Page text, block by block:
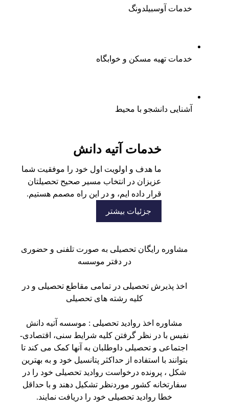
خدمات آوسبیلدونگ
خدمات تهیه مسکن و خوابگاه
آشنایی دانشجو با محیط
خدمات آتیه دانش
ما هدف و اولویت اول خود را موفقیت شما
عزیزان در انتخاب مسیر صحیح تحصیلتان
قرار داده ایم، و در این راه مصمم هستیم.
جزئیات بیشتر
مشاوره رایگان تحصیلی به صورت تلفنی و حضوری
در دفتر موسسه
اخذ پذیرش تحصیلی در تمامی مقاطع تحصیلی و در
کلیه رشته های تحصیلی
مشاوره اخذ روادید تحصیلی : موسسه آتیه دانش
نفیس با در نظر گرفتن کلیه شرایط سنی، اقتصادی-
اجتماعی و تحصیلی داوطلبان به آنها کمک می کند تا
بتوانند با استفاده از حداکثر پتانسیل خود و به بهترین
شکل ، پرونده درخواست روادید تحصیلی خود را در
سفارتخانه کشور موردنظر تشکیل دهند و با حداقل
خطا روادید تحصیلی خود را دریافت نمایند.